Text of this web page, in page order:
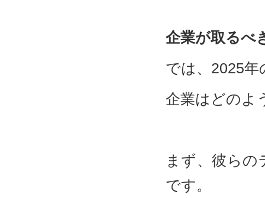
企業が取るべ
では、2025年
企業はどのよ
まず、彼ら
です。